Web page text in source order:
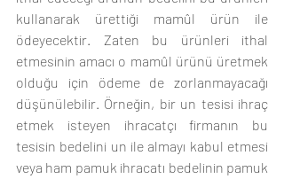
kullanarak ürettiği mamûl ürün ile
ödeyecektir. Zaten bu ürünleri ithal
etmesinin amacı o mamûl ürünü üretmek
olduğu için ödeme de zorlanmayacağı
düşünülebilir. Örneğin, bir un tesisi ihraç
etmek isteyen ihracatçı firmanın bu
tesisin bedelini un ile almayı kabul etmesi
veya ham pamuk ihracatı bedelinin pamuk